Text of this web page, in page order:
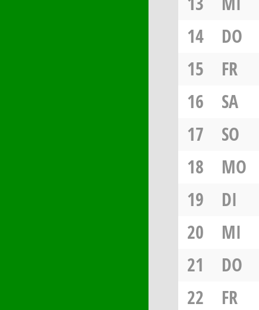
14
DO
15
FR
16
SA
17
SO
18
MO
19
DI
20
MI
21
DO
22
FR